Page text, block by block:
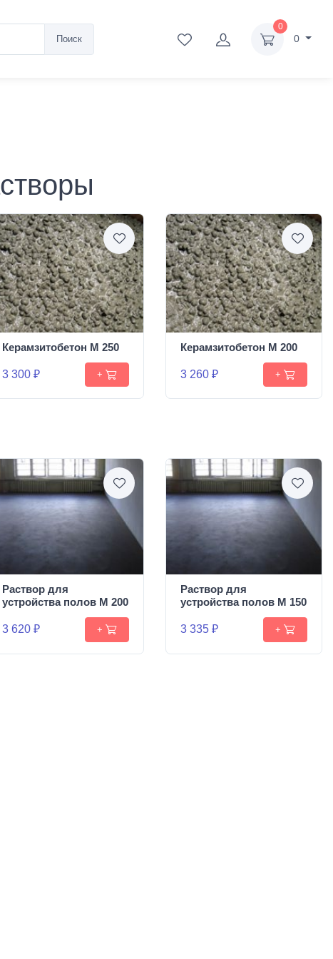
Поиск
0
0
Керамзитобетон М 250
3 300 ₽ +
Керамзитобетон М 200
3 260 ₽ +
Раствор для
устройства полов М 200
3 620 ₽ +
Раствор для
устройства полов М 150
3 335 ₽ +